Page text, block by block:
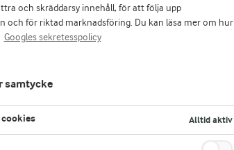
och skräddarsy innehåll, för att följa upp
och för riktad marknadsföring. Du kan läsa mer om hur
Googles sekretesspolicy
samtycke
Alltid aktiv